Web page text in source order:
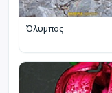
Όλυμπος